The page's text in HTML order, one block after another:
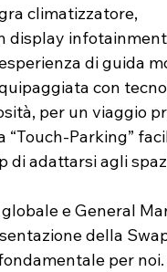
climatizzatore,
display
di guida
con
per un viaggio
Parking”
di adattarsi agli
e General
della
per